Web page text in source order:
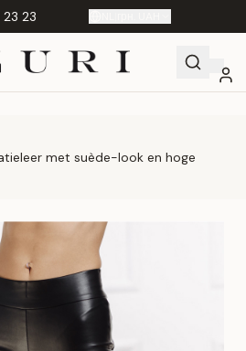
23
met suède-look en hoge